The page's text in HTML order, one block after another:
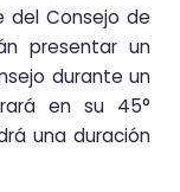
del Consejo de
presentar un
durante un
en su 45°
una duración